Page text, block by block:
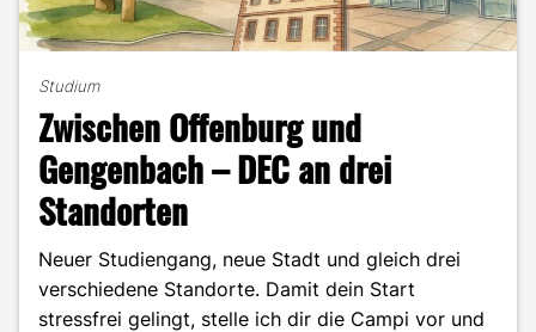
Studium
Zwischen Offenburg und
Gengenbach – DEC an drei
Standorten
Neuer Studiengang, neue Stadt und gleich drei
verschiedene Standorte. Damit dein Start
stressfrei gelingt, stelle ich dir die Campi vor und